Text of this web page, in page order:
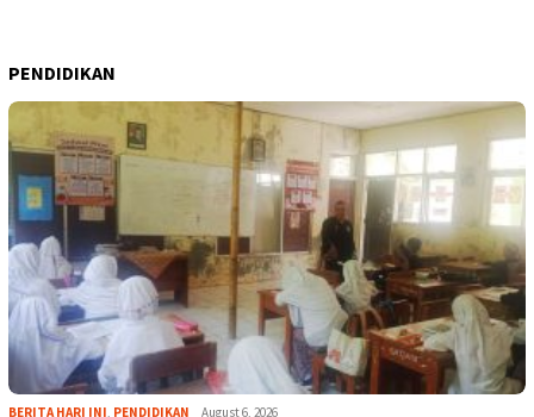
PENDIDIKAN
BERITA HARI INI, PENDIDIKAN August 6, 2026